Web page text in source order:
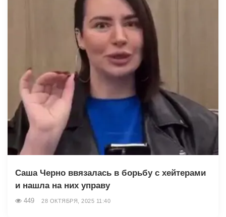
Саша Черно ввязалась в борьбу с хейтерами
и нашла на них управу
449 28 ОКТЯБРЯ, 2025 11:40